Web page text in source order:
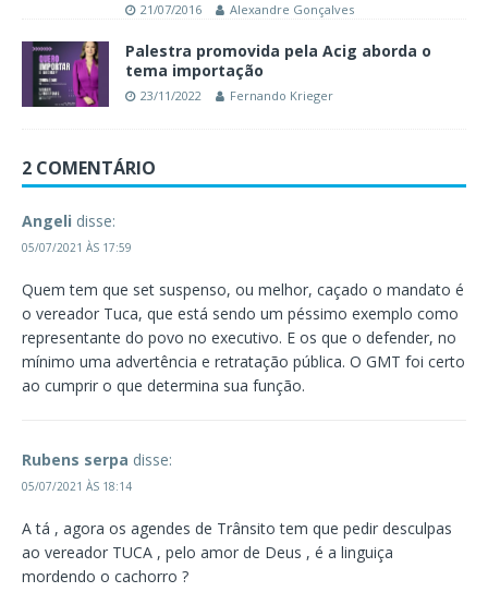
21/07/2016 Alexandre Gonçalves
Palestra promovida pela Acig aborda o
tema importação
23/11/2022 Fernando Krieger
2 COMENTÁRIO
Angeli disse:
05/07/2021 ÀS 17:59
Quem tem que set suspenso, ou melhor, caçado o mandato é
o vereador Tuca, que está sendo um péssimo exemplo como
representante do povo no executivo. E os que o defender, no
mínimo uma advertência e retratação pública. O GMT foi certo
ao cumprir o que determina sua função.
Rubens serpa disse:
05/07/2021 ÀS 18:14
A tá , agora os agendes de Trânsito tem que pedir desculpas
ao vereador TUCA , pelo amor de Deus , é a linguiça
mordendo o cachorro ?